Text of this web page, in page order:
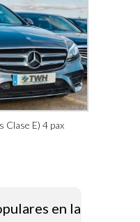
Clase E) 4 pax
en la